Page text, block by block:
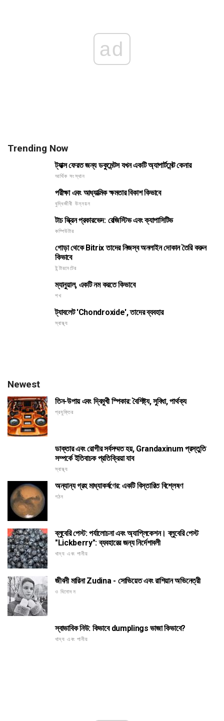
ad
Trending Now
ট্যাক্স ফেরত জন্য ডকুমেন্টস যখন একটি অ্যাপার্টমেন্ট কেনার
আর্থিক সংস্থান
পরীক্ষা এবং আধ্যাত্মিক ক্ষমতার বিকাশ কিভাবে
বুদ্ধিজীবী উন্নয়ন
টাচ স্ক্রিন প্রকারভেদ: রেজিস্টিভ এবং ক্যাপাসিটিভ
কম্পিউটার
গোড়া থেকে Bitrix তাদের নিজস্ব অনলাইন দোকান তৈরি করুন
কিভাবে
ইন্টারনেটের
ম্যানুয়াল, একটি নম করতে কিভাবে
শখ
ট্যাবলেট 'Chondroxide', তাদের ব্যবহার
স্বাস্থ্য
Newest
তিন-উপায় এবং দ্বিমুখী স্পিকার: বৈশিষ্ট্য, সুবিধা, পার্থক্য
প্রযুক্তির
ডাক্তার এবং রোগীর সর্বসম্মত হয়, Grandaxinum প্রস্তুতি
সম্পর্কে ইতিবাচক প্রতিক্রিয়া যাব
স্বাস্থ্য
অন্যান্য গ্রহ মাধ্যাকর্ষণের: একটি বিস্তারিত বিশ্লেষণ
গঠন
ব্লুবেরি পেস্ট: পর্যালোচনা এবং অ্যাপ্লিকেশন। ব্লুবেরি পেস্ট
"Lickberry": ব্যবহারের জন্য নির্দেশাবলী
খাদ্য এবং পানীয়
জীবনী মারিনা Zudina - সোভিয়েত এবং রাশিয়ান অভিনেত্রী
ও বিনোদন
স্বাভাবিক নিউ: কিভাবে dumplings ভাজা কিভাবে?
খাদ্য এবং পানীয়